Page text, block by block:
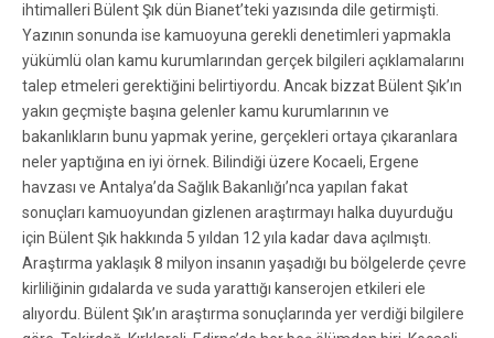
ihtimalleri Bülent Şık dün Bianet’teki yazısında dile getirmişti.
Yazının sonunda ise kamuoyuna gerekli denetimleri yapmakla
yükümlü olan kamu kurumlarından gerçek bilgileri açıklamalarını
talep etmeleri gerektiğini belirtiyordu. Ancak bizzat Bülent Şık’ın
yakın geçmişte başına gelenler kamu kurumlarının ve
bakanlıkların bunu yapmak yerine, gerçekleri ortaya çıkaranlara
neler yaptığına en iyi örnek. Bilindiği üzere Kocaeli, Ergene
havzası ve Antalya’da Sağlık Bakanlığı’nca yapılan fakat
sonuçları kamuoyundan gizlenen araştırmayı halka duyurduğu
için Bülent Şık hakkında 5 yıldan 12 yıla kadar dava açılmıştı.
Araştırma yaklaşık 8 milyon insanın yaşadığı bu bölgelerde çevre
kirliliğinin gıdalarda ve suda yarattığı kanserojen etkileri ele
alıyordu. Bülent Şık’ın araştırma sonuçlarında yer verdiği bilgilere